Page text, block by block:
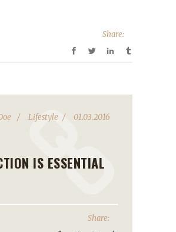
Share:
Lifestyle 01.03.2016
IS ESSENTIAL
Share: